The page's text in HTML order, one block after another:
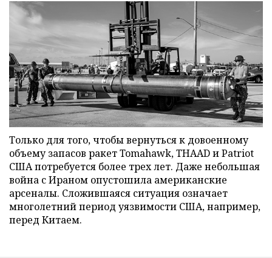
Только для того, чтобы вернуться к довоенному
объему запасов ракет Tomahawk, THAAD и Patriot
США потребуется более трех лет. Даже небольшая
война с Ираном опустошила американские
арсеналы. Сложившаяся ситуация означает
многолетний период уязвимости США, например,
перед Китаем.